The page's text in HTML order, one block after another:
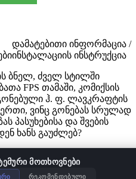
დამატებითი ინფორმაცია /
ინსტალაციის ინსტრუქცია
ბნელ, ძველ სტილში
FPS თამაში, კომიქსის
ჰ. ფ. ლავკრაფტის
ვინც გონებას სრულად
პასუხებისა და შვების
ხანს გაუძლებ?
მოთხოვნები
რეკომენდებული